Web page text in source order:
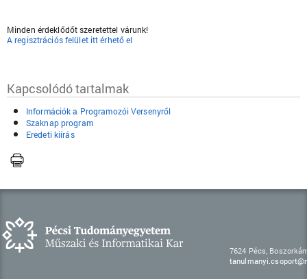
Minden érdeklődőt szeretettel várunk!
A regisztrációs felület itt érhető el
Kapcsolódó tartalmak
Információk a Programozói Versenyről
Szaknap program
Eredeti kiírás
7624 Pécs,